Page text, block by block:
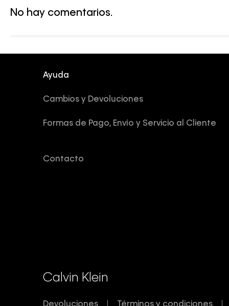
No hay comentarios.
Ayuda
Cambios y Devoluciones
Formas de Pago, Envío y Servicio al Cliente
Contacto
Calvin Klein